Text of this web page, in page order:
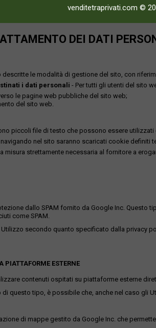
venditetraprivati.com ©
DEI DATI
descritte le modalità di gestione del sito, con
i dati personali - Per tutti gli utenti del sito
le pagine web pubbliche del sito web;
del sito web.
piccoli file di testo che possono essere
nel sito saranno scaricati cookie definiti
misura strettamente necessaria al fornitore a
dallo SPAM fornito da Google Inc.
come SPAM.
secondo quanto specificato dalla privacy
ESTERNE
contenuti ospitati su piattaforme esterne
di questo tipo, è possibile che, anche nel caso
di mappe gestito da Google Inc. che